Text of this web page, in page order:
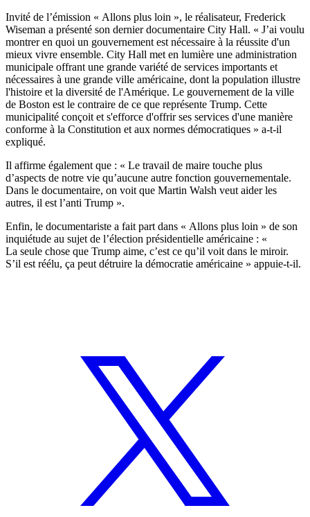
Invité de l’émission « Allons plus loin », le réalisateur, Frederick
Wiseman a présenté son dernier documentaire City Hall. « J’ai voulu
montrer en quoi un gouvernement est nécessaire à la réussite d'un
mieux vivre ensemble. City Hall met en lumière une administration
municipale offrant une grande variété de services importants et
nécessaires à une grande ville américaine, dont la population illustre
l'histoire et la diversité de l'Amérique. Le gouvernement de la ville
de Boston est le contraire de ce que représente Trump. Cette
municipalité conçoit et s'efforce d'offrir ses services d'une manière
conforme à la Constitution et aux normes démocratiques » a-t-il
expliqué.
Il affirme également que : « Le travail de maire touche plus
d’aspects de notre vie qu’aucune autre fonction gouvernementale.
Dans le documentaire, on voit que Martin Walsh veut aider les
autres, il est l’anti Trump ».
Enfin, le documentariste a fait part dans « Allons plus loin » de son
inquiétude au sujet de l’élection présidentielle américaine : «
La seule chose que Trump aime, c’est ce qu’il voit dans le miroir.
S’il est réélu, ça peut détruire la démocratie américaine » appuie-t-il.